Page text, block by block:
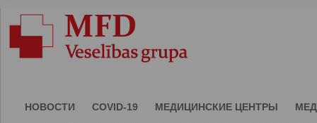
НОВОСТИ COVID-19 МЕДИЦИНСКИЕ ЦЕНТРЫ